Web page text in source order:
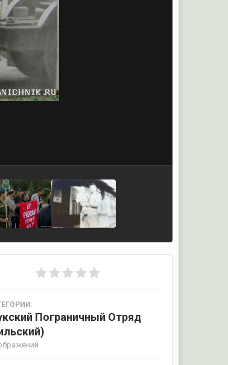
Пограничный Отряд